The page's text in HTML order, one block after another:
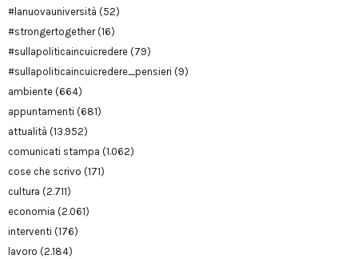
#lanuovauniversità (52)
#strongertogether(16)
#sullapoliticaincuicredere (79)
#sullapoliticaincuicredere_pensieri (9)
ambiente (664)
appuntamenti (681)
attualità (13.952)
comunicati stampa (1.062)
cose che scrivo (171)
cultura (2.711)
economia (2.061)
interventi (176)
lavoro (2.184)